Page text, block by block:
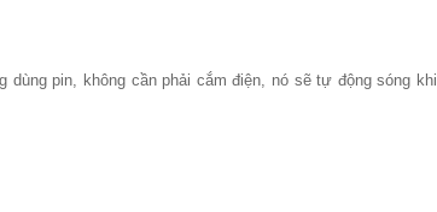
pin, không cần phải cắm điện, nó sẽ tự động sóng khi